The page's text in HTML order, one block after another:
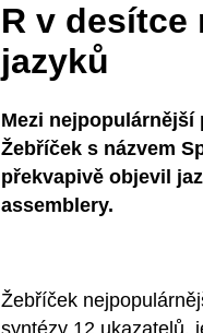
R v
jazyků
Mezi nejpopulárnější
Žebříček s názvem
překvapivě objevil
assemblery.
Žebříček